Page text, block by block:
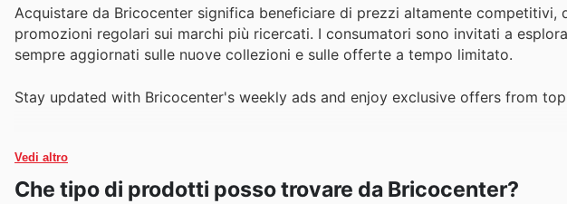
Acquistare da Bricocenter significa beneficiare di prezzi altamente
promozioni regolari sui marchi più ricercati. I consumatori sono invitati a
sempre aggiornati sulle nuove collezioni e sulle offerte a tempo limitato.
Stay updated with Bricocenter's weekly ads and enjoy exclusive offers from
Vedi altro
Che tipo di prodotti posso trovare da Bricocenter?